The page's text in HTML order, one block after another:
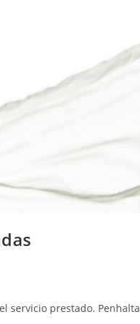
servicio prestado. Penhalta